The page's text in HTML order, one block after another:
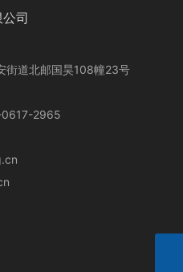
司
街道北邮国昊108幢23号
2965